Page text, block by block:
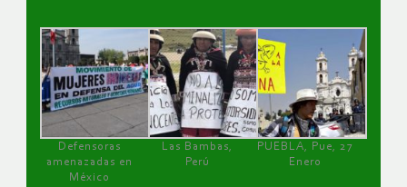
Defensoras
amenazadas en
México
Las Bambas,
Perú
PUEBLA, Pue, 27
Enero